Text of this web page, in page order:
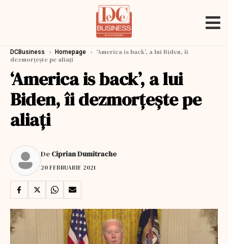
DCBusiness › Homepage › ‘America is back’, a lui Biden, îi
dezmorțește pe aliați
‘America is back’, a lui
Biden, îi dezmorțește pe
aliați
De Ciprian Dumitrache
20 FEBRUARIE 2021